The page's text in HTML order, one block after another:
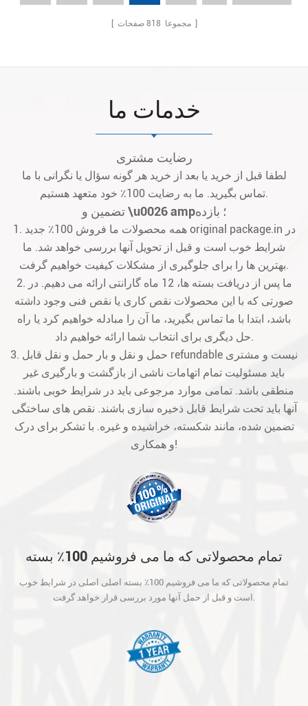
[ مجموعا 818 صفحات ]
خدمات ما
رضایت مشتری
لطفا قبل از خرید یا بعد از خرید هر گونه سؤال یا نگرانی با ما
تماس بگیرید. ما به رضایت 100٪ خود متعهد هستیم.
تضمین و \u0026 amp؛ بازده
1. همه محصولات ما فروش 100٪ جدید original package.in در
شرایط خوب است و قبل از تحویل آنها بررسی خواهد شد. ما
بهترین ها را برای جلوگیری از مشکلات کیفیت خواهیم گرفت.
2. ما پس از دریافت بسته ها، 12 ماه گارانتی ارائه می دهیم. در
صورتی که با این محصولات نقص کاری یا نقص فنی وجود داشته
باشد، ابتدا با ما تماس بگیرید، ما آن را مبادله خواهیم کرد یا راه
حل دیگری برای انتخاب شما ارائه خواهیم داد.
3. حمل و نقل و بار حمل و نقل قابل refundable نیست و مشتری
باید مسئولیت تمام اتهامات ناشی از بازگشت و بارگیری غیر
منطقی باشد. تمامی موارد مرجوعی باید در شرایط خوبی باشند.
آنها باید تحت شرایط قابل ذخیره سازی باشند. نقص های ساختگی
تضمین شده، مانند شکسته، خراشیده و غیره. با تشکر برای درک
و همکاری!
تمام محصولاتی که ما می فروشیم 100٪ بسته
آنها مورد بررسی قرار خواهد گرفت.
تمام محصولاتی که ما می فروشیم 100٪ بسته اصلی اصلی در شرایط خوب
است و قبل از حمل آنها مورد بررسی قرار خواهد گرفت.